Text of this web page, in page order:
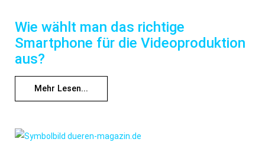
Wie wählt man das richtige
Smartphone für die Videoproduktion
aus?
Mehr Lesen...